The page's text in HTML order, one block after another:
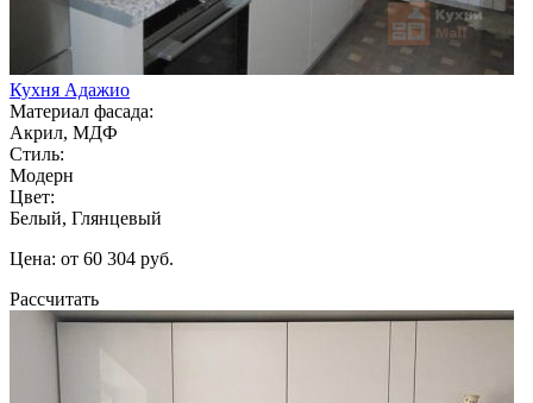
Кухня Адажио
Материал фасада:
Акрил, МДФ
Стиль:
Модерн
Цвет:
Белый, Глянцевый
Цена: от 60 304 руб.
Рассчитать